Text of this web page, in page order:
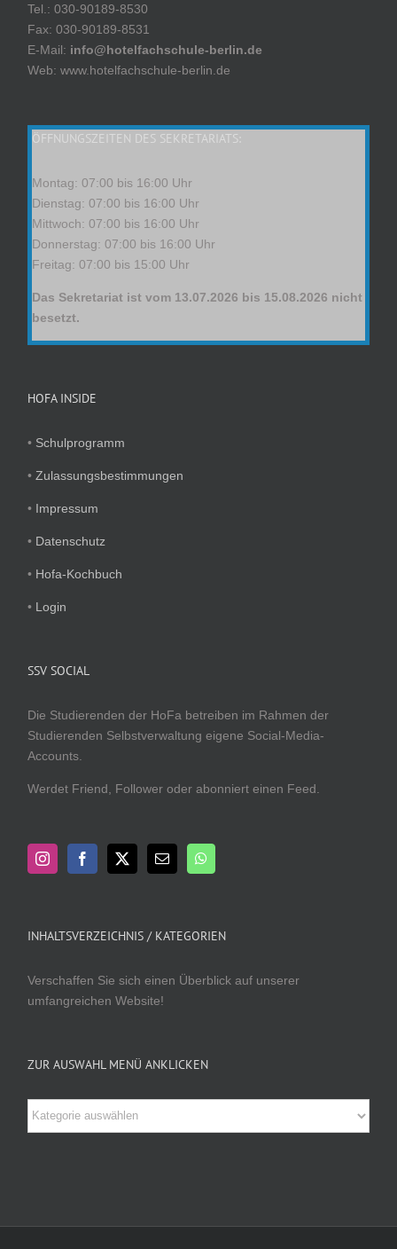
Tel.: 030-90189-8530
Fax: 030-90189-8531
E-Mail: info@hotelfachschule-berlin.de
Web: www.hotelfachschule-berlin.de
ÖFFNUNGSZEITEN DES SEKRETARIATS:
Montag: 07:00 bis 16:00 Uhr
Dienstag: 07:00 bis 16:00 Uhr
Mittwoch: 07:00 bis 16:00 Uhr
Donnerstag: 07:00 bis 16:00 Uhr
Freitag: 07:00 bis 15:00 Uhr
Das Sekretariat ist vom 13.07.2026 bis 15.08.2026 nicht
besetzt.
HOFA INSIDE
• Schulprogramm
•Zulassungsbestimmungen
• Impressum
• Datenschutz
• Hofa-Kochbuch
• Login
SSV SOCIAL
Die Studierenden der HoFa betreiben im Rahmen der
Studierenden Selbstverwaltung eigene Social-Media-
Accounts.
Werdet Friend, Follower oder abonniert einen Feed.
INHALTSVERZEICHNIS / KATEGORIEN
Verschaffen Sie sich einen Überblick auf unserer
umfangreichen Website!
ZUR AUSWAHL MENÜ ANKLICKEN
Zur